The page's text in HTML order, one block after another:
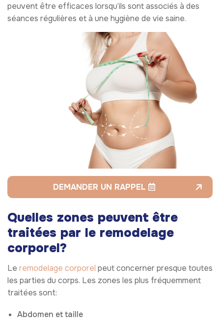
peuvent être efficaces lorsqu’ils sont associés à des
séances régulières et à une hygiène de vie saine.
DEMANDER UN RAPPEL
Quelles zones peuvent être
traitées par le remodelage
corporel?
Le remodelage corporel peut concerner presque toutes
les parties du corps. Les zones les plus fréquemment
traitées sont:
Abdomen et taille